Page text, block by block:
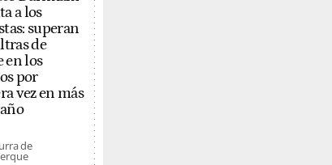
a los
superan
de
en los
por
vez en más
de